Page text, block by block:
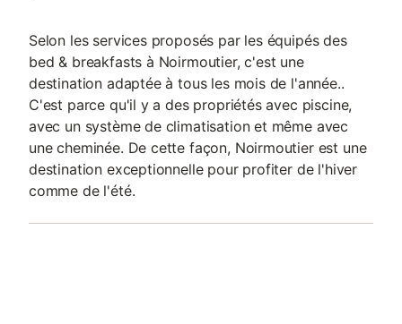
Selon les services proposés par les équipés des
bed & breakfasts à Noirmoutier, c'est une
destination adaptée à tous les mois de l'année..
C'est parce qu'il y a des propriétés avec piscine,
avec un système de climatisation et même avec
une cheminée. De cette façon, Noirmoutier est une
destination exceptionnelle pour profiter de l'hiver
comme de l'été.